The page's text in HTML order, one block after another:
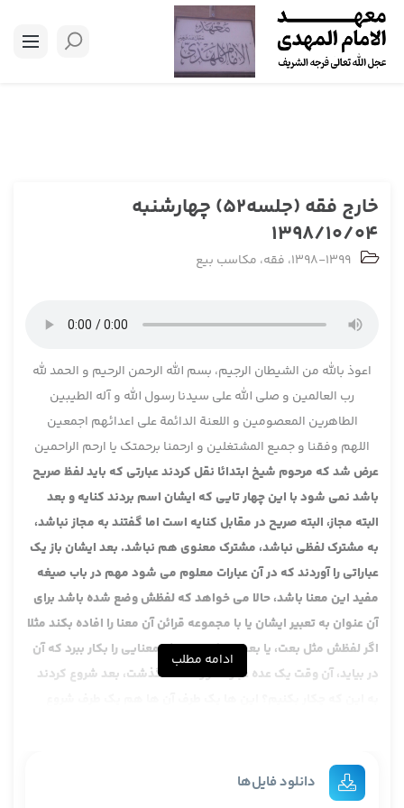
خارج فقه (جلسه52) چهارشنبه
1398/10/04
1398-1399، فقه، مکاسب بیع
اعوذ بالله من الشیطان الرجیم، بسم الله الرحمن الرحیم و الحمد لله
رب العالمین و صلی الله علی سیدنا رسول الله و آله الطیبین
الطاهرین المعصومین و اللعنة الدائمة علی اعدائهم اجمعین
اللهم وفقنا و جمیع المشتغلین و ارحمنا برحمتک یا ارحم الراحمین
عرض شد که مرحوم شیخ ابتدائا نقل کردند عبارتی که باید لفظ صریح
باشد نمی شود با این چهار تایی که ایشان اسم بردند کنایه و بعد
البته مجاز، البته صریح در مقابل کنایه است اما گفتند به مجاز نباشد،
به مشترک لفظی نباشد، مشترک معنوی هم نباشد. بعد ایشان باز یک
عباراتی را آوردند که در آن عبارات معلوم می شود مهم در باب صیغه
مفید این معنا باشد، حالا می خواهد که لفظش وضع شده باشد برای
آن عنوان به تعبیر ایشان یا با مجموعه قرائن آن معنا را افاده بکند مثلا
اگر لفظش مثل بعت، یا بعت را بکار ببرد یک معنایی را بکار ببرد که آن
در بیاید، آن وقت یک عده عبارات آوردند که گذشت، بعد شروع کردند
یک جمع هم خود ایشان فرمودند، خود مرحوم شیخ که خلاصه جمعش
این بود که آن قرائنی که می آید آن ها هم لفظی باشد، وضعی باشد
ادامه مطلب
دانلود فایل‌ها